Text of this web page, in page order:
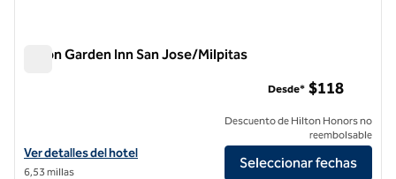
Hilton Garden Inn San Jose/Milpitas
Ver detalles del hotel Hilton Garden Inn San Jose/Milpitas
Ver detalles del hotel
6,53 millas
Desde* $118
Descuento de Hilton Honors no
reembolsable
Seleccionar fechas